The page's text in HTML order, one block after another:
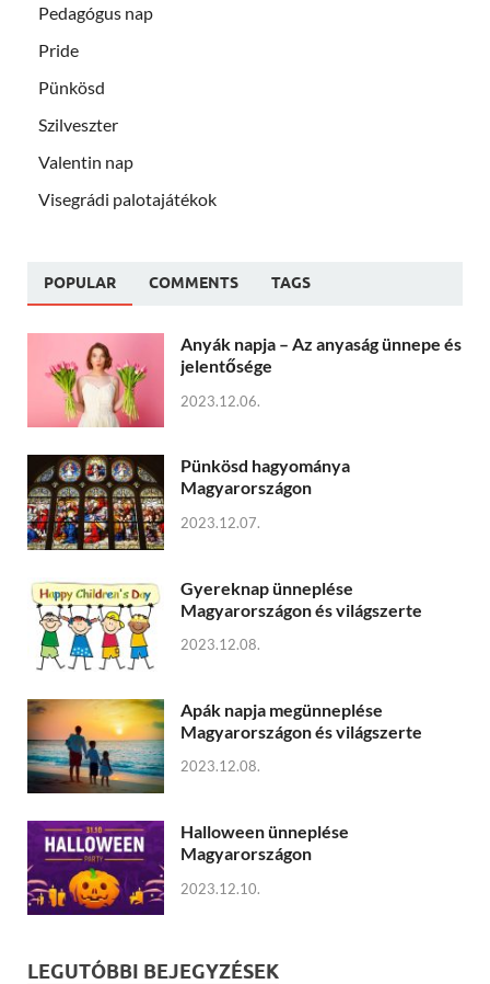
Pedagógus nap
Pride
Pünkösd
Szilveszter
Valentin nap
Visegrádi palotajátékok
POPULAR COMMENTS TAGS
Anyák napja – Az anyaság ünnepe és
jelentősége
2023.12.06.
Pünkösd hagyománya
Magyarországon
2023.12.07.
Gyereknap ünneplése
Magyarországon és világszerte
2023.12.08.
Apák napja megünneplése
Magyarországon és világszerte
2023.12.08.
Halloween ünneplése
Magyarországon
2023.12.10.
LEGUTÓBBI BEJEGYZÉSEK